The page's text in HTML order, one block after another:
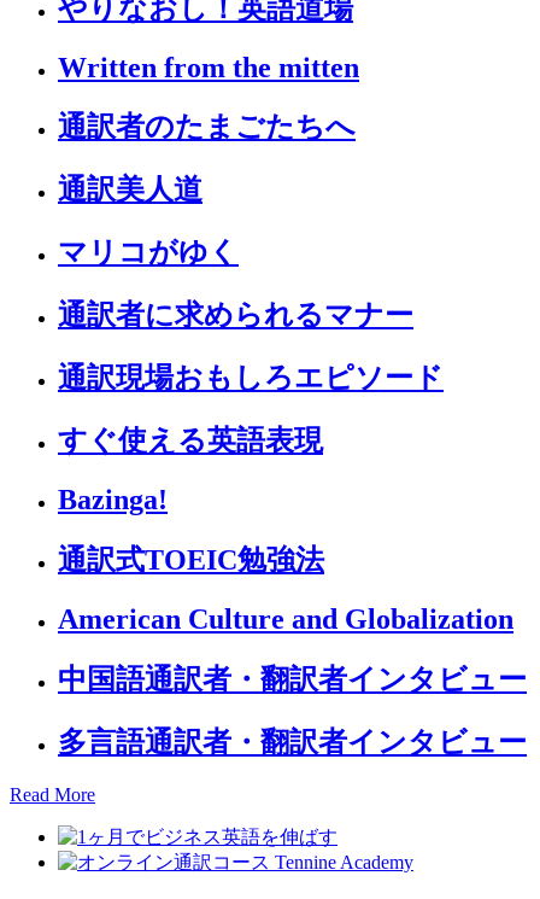
やりなおし！英語道場
Written from the mitten
通訳者のたまごたちへ
通訳美人道
マリコがゆく
通訳者に求められるマナー
通訳現場おもしろエピソード
すぐ使える英語表現
Bazinga!
通訳式TOEIC勉強法
American Culture and Globalization
中国語通訳者・翻訳者インタビュー
多言語通訳者・翻訳者インタビュー
Read More